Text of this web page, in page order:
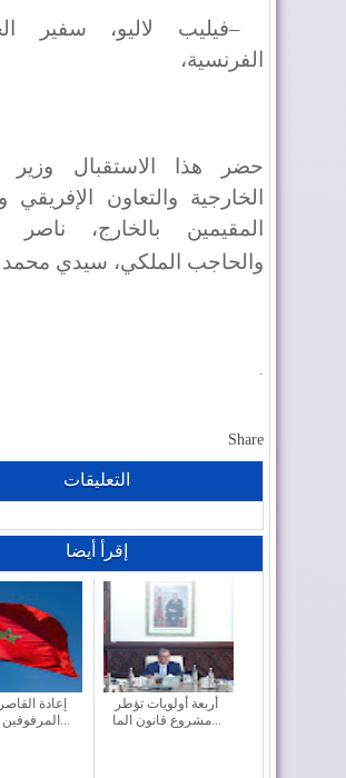
–فيليب لاليو، سفير
الفرنسية،
حضر هذا الاستقبال وزير
الخارجية والتعاون الإفريقي
المقيمين بالخارج، ناصر
والحاجب الملكي، سيدي محمد
.
Share
التعليقات
إقرأ أيضا
إعادة
المرفوقين خيار ث...
أربعة أولويات تؤطر
مشروع قانون الما...